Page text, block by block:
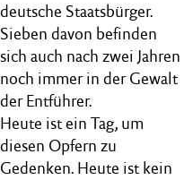
deutsche Staatsbürger.
Sieben davon befinden
sich auch nach zwei Jahren
noch immer in der Gewalt
der Entführer.
Heute ist ein Tag, um
diesen Opfern zu
Gedenken. Heute ist kein